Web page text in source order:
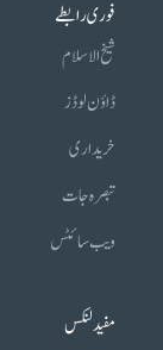
فوری رابطے
شیخ الاسلام
ڈاؤن لوڈز
خریداری
تبصرہ جات
ویب سائٹس
مفید لنکس